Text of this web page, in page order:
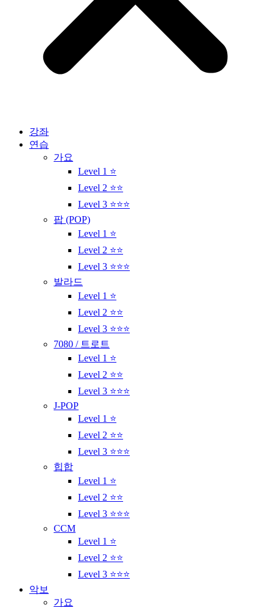
강좌
연습
가요
Level 1 ⭐
Level 2 ⭐⭐
Level 3 ⭐⭐⭐
팝 (POP)
Level 1 ⭐
Level 2 ⭐⭐
Level 3 ⭐⭐⭐
발라드
Level 1 ⭐
Level 2 ⭐⭐
Level 3 ⭐⭐⭐
7080 / 트로트
Level 1 ⭐
Level 2 ⭐⭐
Level 3 ⭐⭐⭐
J-POP
Level 1 ⭐
Level 2 ⭐⭐
Level 3 ⭐⭐⭐
힙합
Level 1 ⭐
Level 2 ⭐⭐
Level 3 ⭐⭐⭐
CCM
Level 1 ⭐
Level 2 ⭐⭐
Level 3 ⭐⭐⭐
악보
가요